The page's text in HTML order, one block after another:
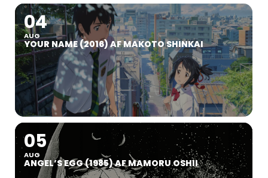
04
AUG
YOUR NAME (2016) AF MAKOTO SHINKAI
05
AUG
ANGEL’S EGG (1985) AF MAMORU OSHII